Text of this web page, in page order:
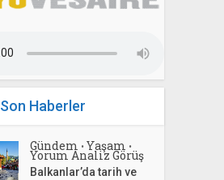
Son Haberler
Gündem • Yaşam •
Yorum Analiz Görüş
Balkanlar’da tarih ve